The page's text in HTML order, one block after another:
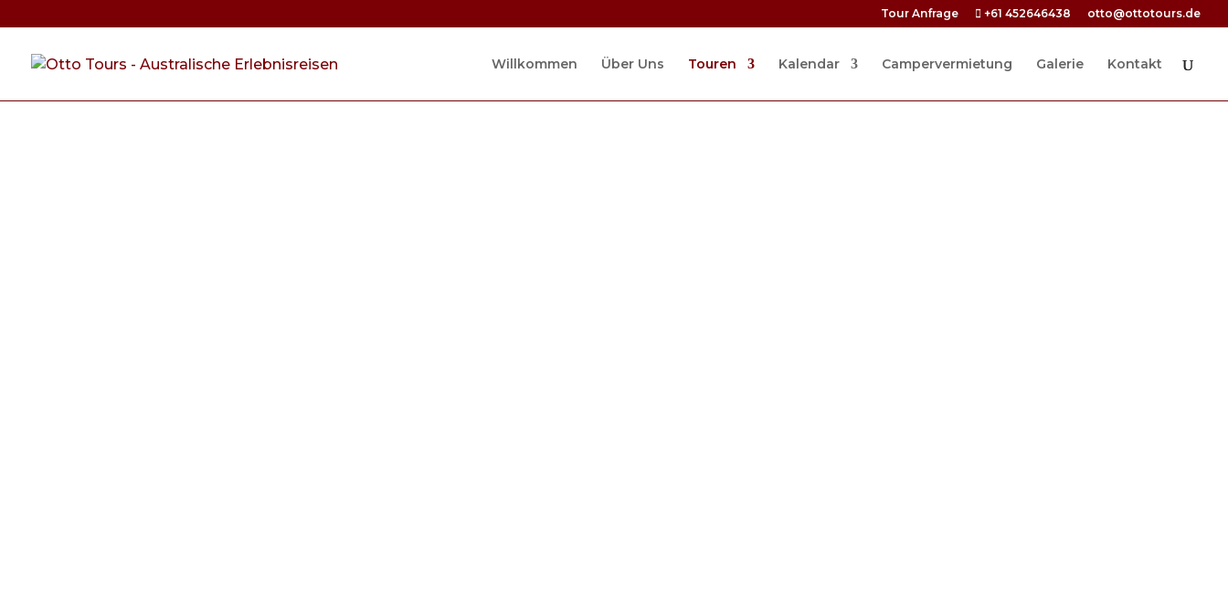
Tour Anfrage +61 452646438 otto@ottotours.de
Willkommen Über Uns Touren Kalendar Campervermietung Galerie Kontakt